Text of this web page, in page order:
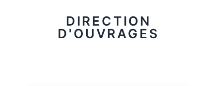
n
DIRECTION
D'OUVRAGES